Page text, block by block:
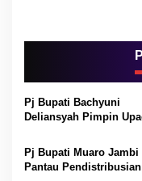
s
i
p
o
s
Pj Bupati Bachyuni
Deliansyah Pimpin
Muaro Jambi Ke-24
Pj Bupati Muaro Jambi
Pantau